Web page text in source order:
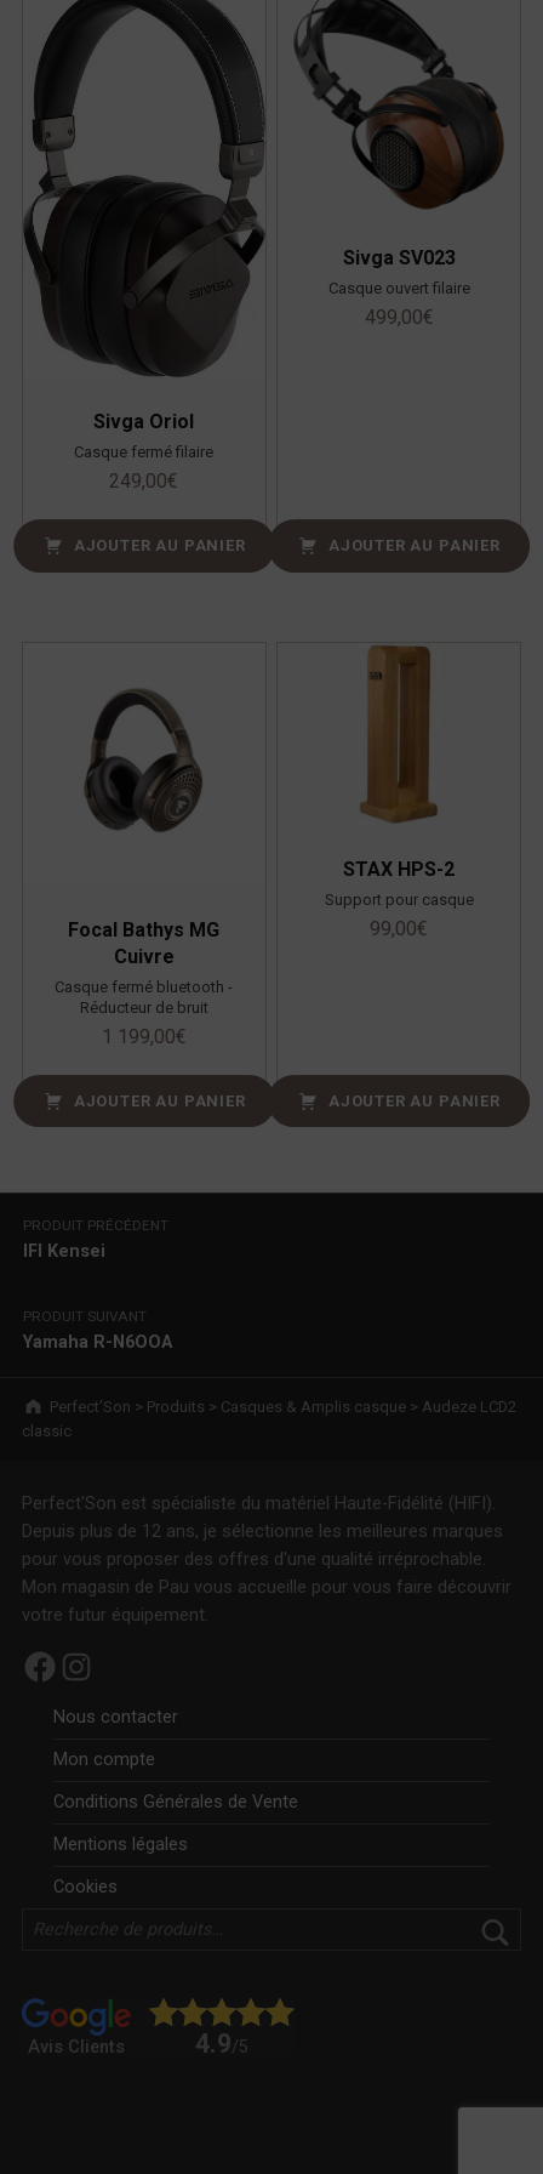
Sivga Oriol
Casque fermé filaire
249,00€
AJOUTER AU PANIER
Sivga SV023
Casque ouvert filaire
499,00€
AJOUTER AU PANIER
Focal Bathys MG
Cuivre
Casque fermé bluetooth -
Réducteur de bruit
1 199,00€
AJOUTER AU PANIER
STAX HPS-2
Support pour casque
99,00€
AJOUTER AU PANIER
Navigation de l’article
PRODUIT PRÉCÉDENT
IFI Kensei
PRODUIT SUIVANT
Yamaha R-N6OOA
Breadcrumbs navigation
Perfect’Son > Produits > Casques & Amplis casque> Audeze LCD2
classic
Perfect'Son est spécialiste du matériel Haute-Fidélité (HIFI).
Depuis plus de 12 ans, je sélectionne les meilleures marques
pour vous proposer des offres d'une qualité irréprochable.
Mon magasin de Pau vous accueille pour vous faire découvrir
votre futur équipement.
Facebook Instagram
Nous contacter
Mon compte
Conditions Générales de Vente
Mentions légales
Cookies
Avis Clients 4.9/5